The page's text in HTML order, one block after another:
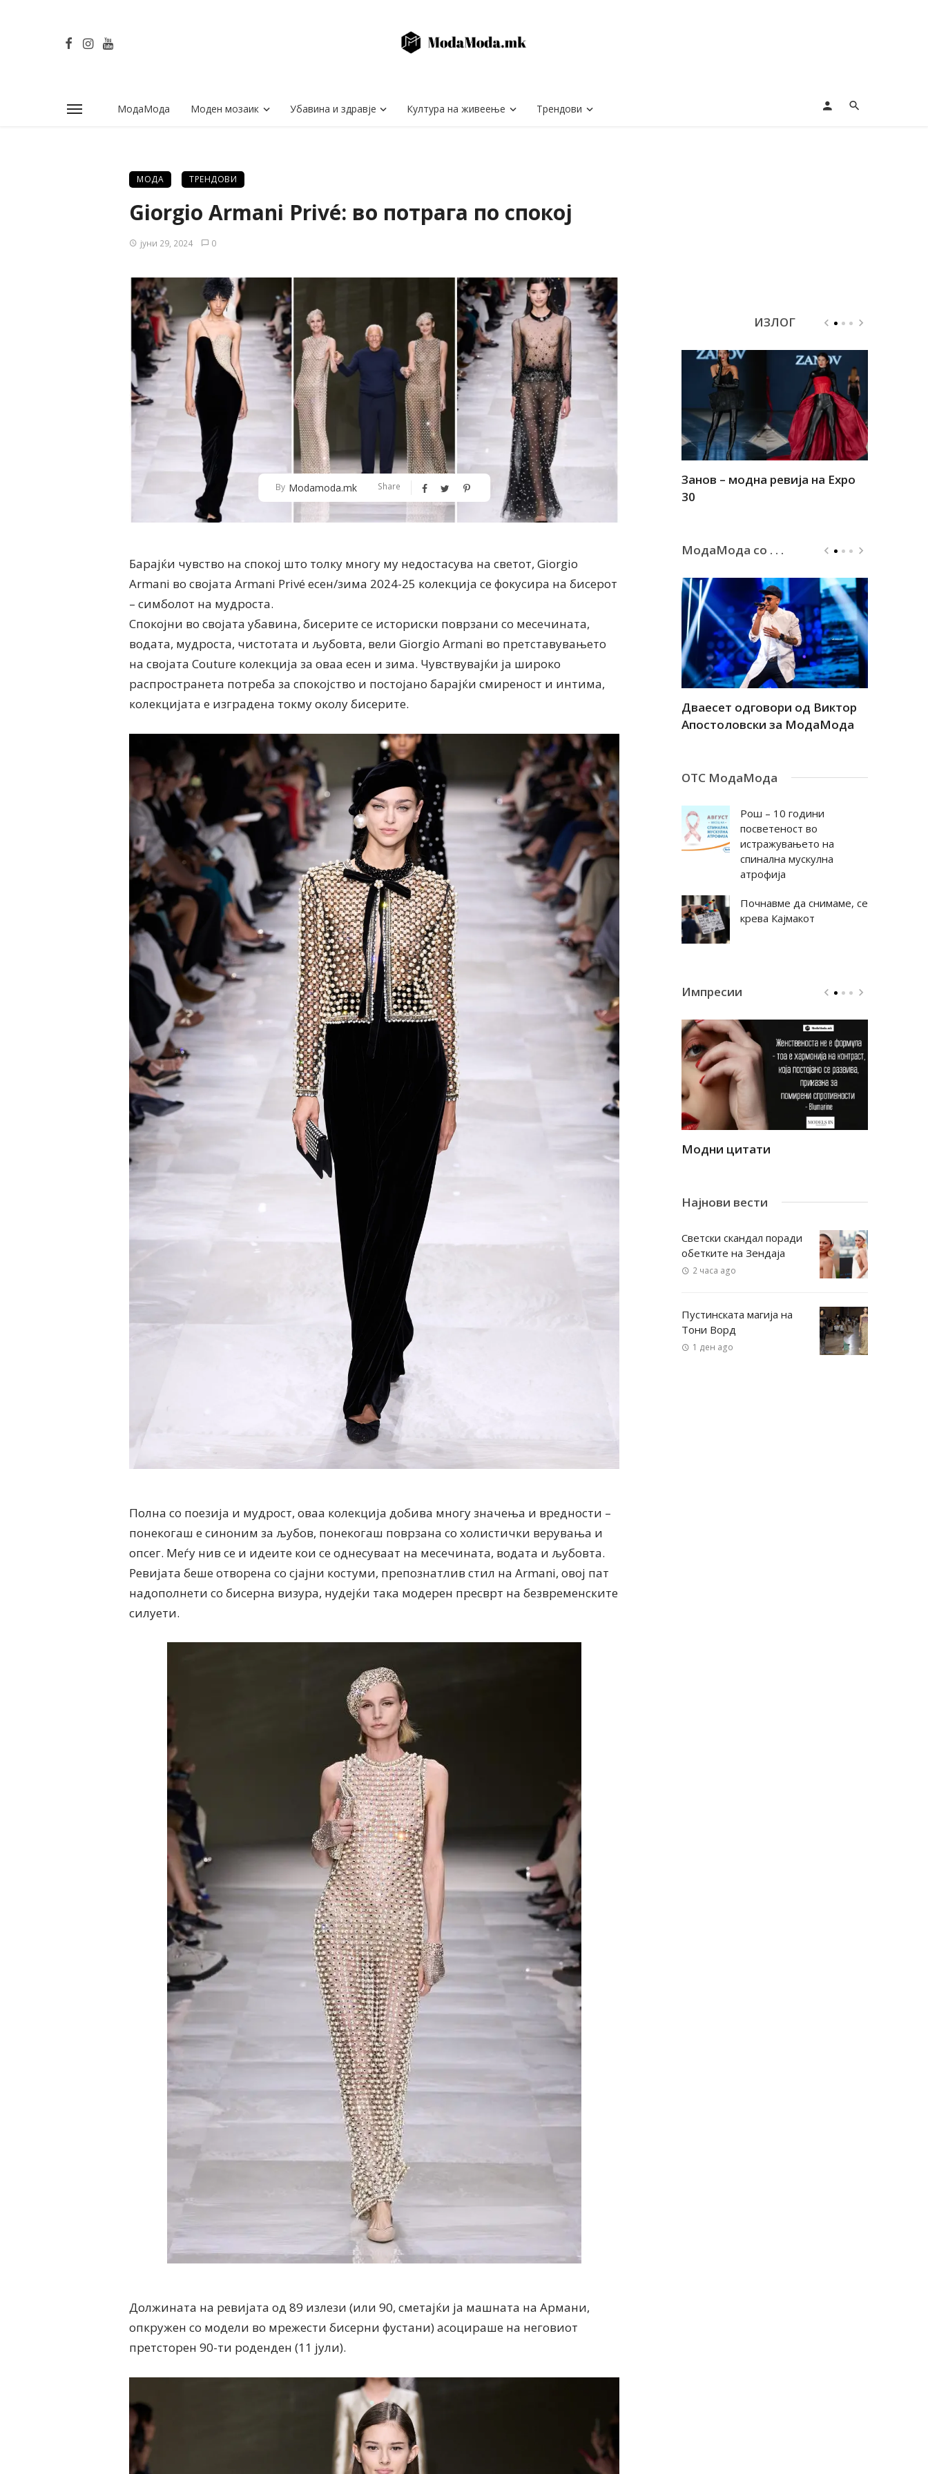
МодаМода Моден мозаик Убавина и здравје Култура на живеење Трендови
МОДА ТРЕНДОВИ
Giorgio Armani Privé: во потрага по спокој
јуни 29, 2024 0
By Modamoda.mk Share
Барајќи чувство на спокој што толку многу му недостасува на светот, Giorgio
Armani во својата Armani Privé есен/зима 2024-25 колекција се фокусира на бисерот
– симболот на мудроста.
Спокојни во својата убавина, бисерите се историски поврзани со месечината,
водата, мудроста, чистотата и љубовта, вели Giorgio Armani во претставувањето
на својата Couture колекција за оваа есен и зима. Чувствувајќи ја широко
распространета потреба за спокојство и постојано барајќи смиреност и интима,
колекцијата е изградена токму околу бисерите.
Полна со поезија и мудрост, оваа колекција добива многу значења и вредности –
понекогаш е синоним за љубов, понекогаш поврзана со холистички верувања и
опсег. Меѓу нив се и идеите кои се однесуваат на месечината, водата и љубовта.
Ревијата беше отворена со сјајни костуми, препознатлив стил на Armani, овој пат
надополнети со бисерна визура, нудејќи така модерен пресврт на безвременските
силуети.
Должината на ревијата од 89 излези (или 90, сметајќи ја машната на Армани,
опкружен со модели во мрежести бисерни фустани) асоцираше на неговиот
претсторен 90-ти роденден (11 јули).
ИЗЛОГ
Алшар – модна ревија на Expo
30
Филигрански обетки
Занов – модна ревија на Expo
30
МодаМода со . . .
Дваесет одговори од Милена
Ристовски Принц
Дваесет одговори од Виктор
Апостоловски за МодаМода
ОТС МодаМода
Рош – 10 години
посветеност во
истражувањето на
спинална мускулна
атрофија
Почнавме да снимаме, се
крева Кајмакот
Импресии
Модни цитати Модни цитати
Најнови вести
Светски скандал поради
обетките на Зендаја
2 часа ago
Пустинската магија на
Тони Ворд
1 ден ago